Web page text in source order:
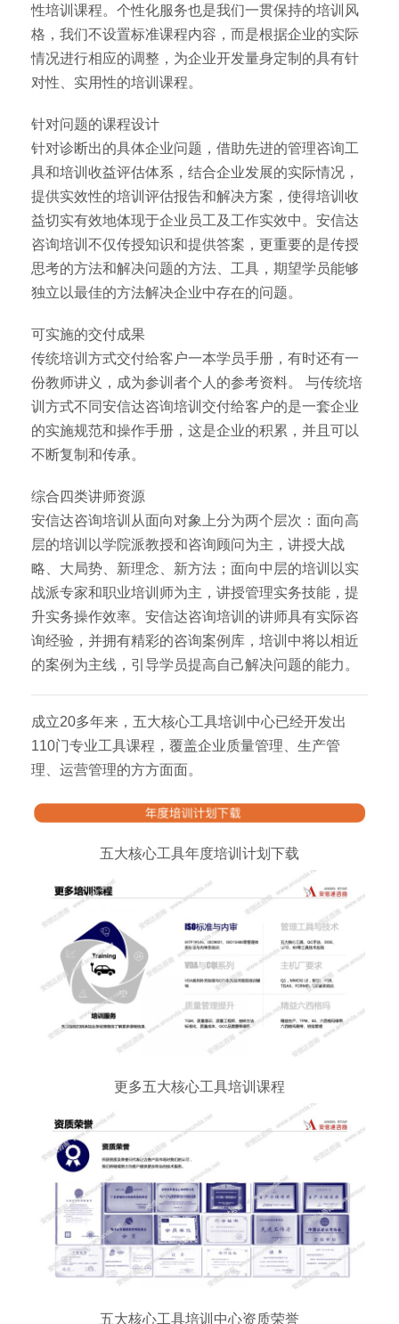
性培训课程。个性化服务也是我们一贯保持的培训风
格，我们不设置标准课程内容，而是根据企业的实际
情况进行相应的调整，为企业开发量身定制的具有针
对性、实用性的培训课程。
针对问题的课程设计
针对诊断出的具体企业问题，借助先进的管理咨询工
具和培训收益评估体系，结合企业发展的实际情况，
提供实效性的培训评估报告和解决方案，使得培训收
益切实有效地体现于企业员工及工作实效中。安信达
咨询培训不仅传授知识和提供答案，更重要的是传授
思考的方法和解决问题的方法、工具，期望学员能够
独立以最佳的方法解决企业中存在的问题。
可实施的交付成果
传统培训方式交付给客户一本学员手册，有时还有一
份教师讲义，成为参训者个人的参考资料。 与传统培
训方式不同安信达咨询培训交付给客户的是一套企业
的实施规范和操作手册，这是企业的积累，并且可以
不断复制和传承。
综合四类讲师资源
安信达咨询培训从面向对象上分为两个层次：面向高
层的培训以学院派教授和咨询顾问为主，讲授大战
略、大局势、新理念、新方法；面向中层的培训以实
战派专家和职业培训师为主，讲授管理实务技能，提
升实务操作效率。安信达咨询培训的讲师具有实际咨
询经验，并拥有精彩的咨询案例库，培训中将以相近
的案例为主线，引导学员提高自己解决问题的能力。
成立20多年来，五大核心工具培训中心已经开发出
110门专业工具课程，覆盖企业质量管理、生产管
理、运营管理的方方面面。
五大核心工具年度培训计划下载
更多五大核心工具培训课程
五大核心工具培训中心资质荣誉